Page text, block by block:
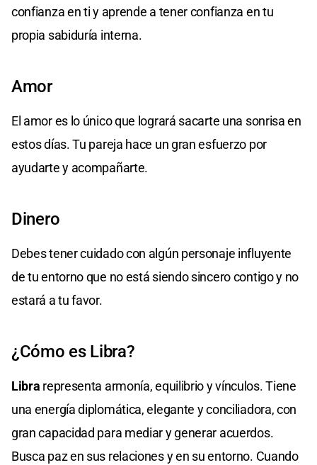
confianza en ti y aprende a tener confianza en tu
propia sabiduría interna.
Amor
El amor es lo único que logrará sacarte una sonrisa en
estos días. Tu pareja hace un gran esfuerzo por
ayudarte y acompañarte.
Dinero
Debes tener cuidado con algún personaje influyente
de tu entorno que no está siendo sincero contigo y no
estará a tu favor.
¿Cómo es Libra?
Libra representa armonía, equilibrio y vínculos. Tiene
una energía diplomática, elegante y conciliadora, con
gran capacidad para mediar y generar acuerdos.
Busca paz en sus relaciones y en su entorno. Cuando